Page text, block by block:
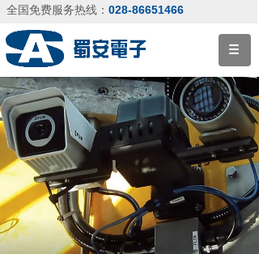
全国免费服务热线： 028-86651466